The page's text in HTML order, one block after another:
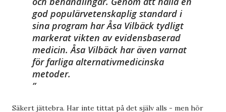
god populärvetenskaplig standard i
sina program har Åsa Vilbäck tydligt
markerat vikten av evidensbaserad
medicin. Åsa Vilbäck har även varnat
för farliga alternativmedicinska
metoder.
Säkert jättebra. Har inte tittat på det själv alls - men hör